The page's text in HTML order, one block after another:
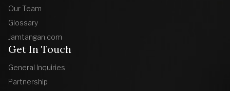
Our Team
Glossary
Jamtangan.com
Get In Touch
General Inquiries
Partnership